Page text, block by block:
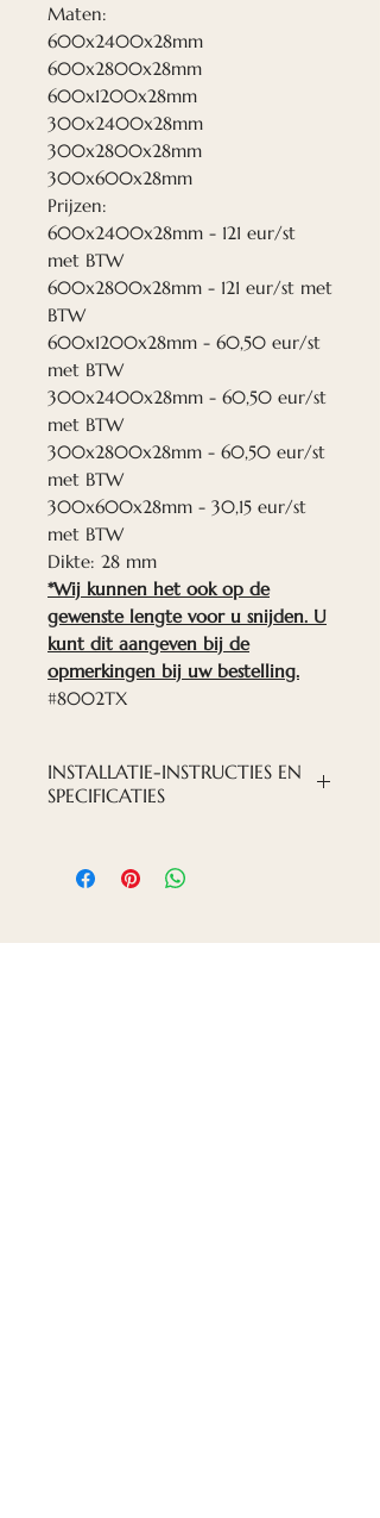
Maten:
600x2400x28mm
600x2800x28mm
600x1200x28mm
300x2400x28mm
300x2800x28mm
300x600x28mm
Prijzen:
600x2400x28mm - 121 eur/st
met BTW
600x2800x28mm - 121 eur/st met
BTW
600x1200x28mm - 60,50 eur/st
met BTW
300x2400x28mm - 60,50 eur/st
met BTW
300x2800x28mm - 60,50 eur/st
met BTW
300x600x28mm - 30,15 eur/st
met BTW
Dikte: 28 mm
*Wij kunnen het ook op de
gewenste lengte voor u snijden. U
kunt dit aangeven bij de
opmerkingen bij uw bestelling.
#8002TX
INSTALLATIE-INSTRUCTIES EN
SPECIFICATIES